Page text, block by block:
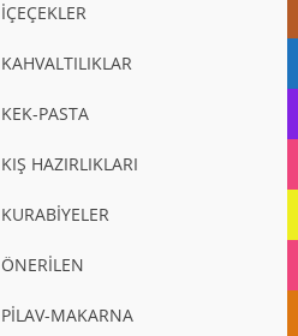
İÇEÇEKLER
KAHVALTILIKLAR
KEK-PASTA
KIŞ HAZIRLIKLARI
KURABİYELER
ÖNERİLEN
PİLAV-MAKARNA